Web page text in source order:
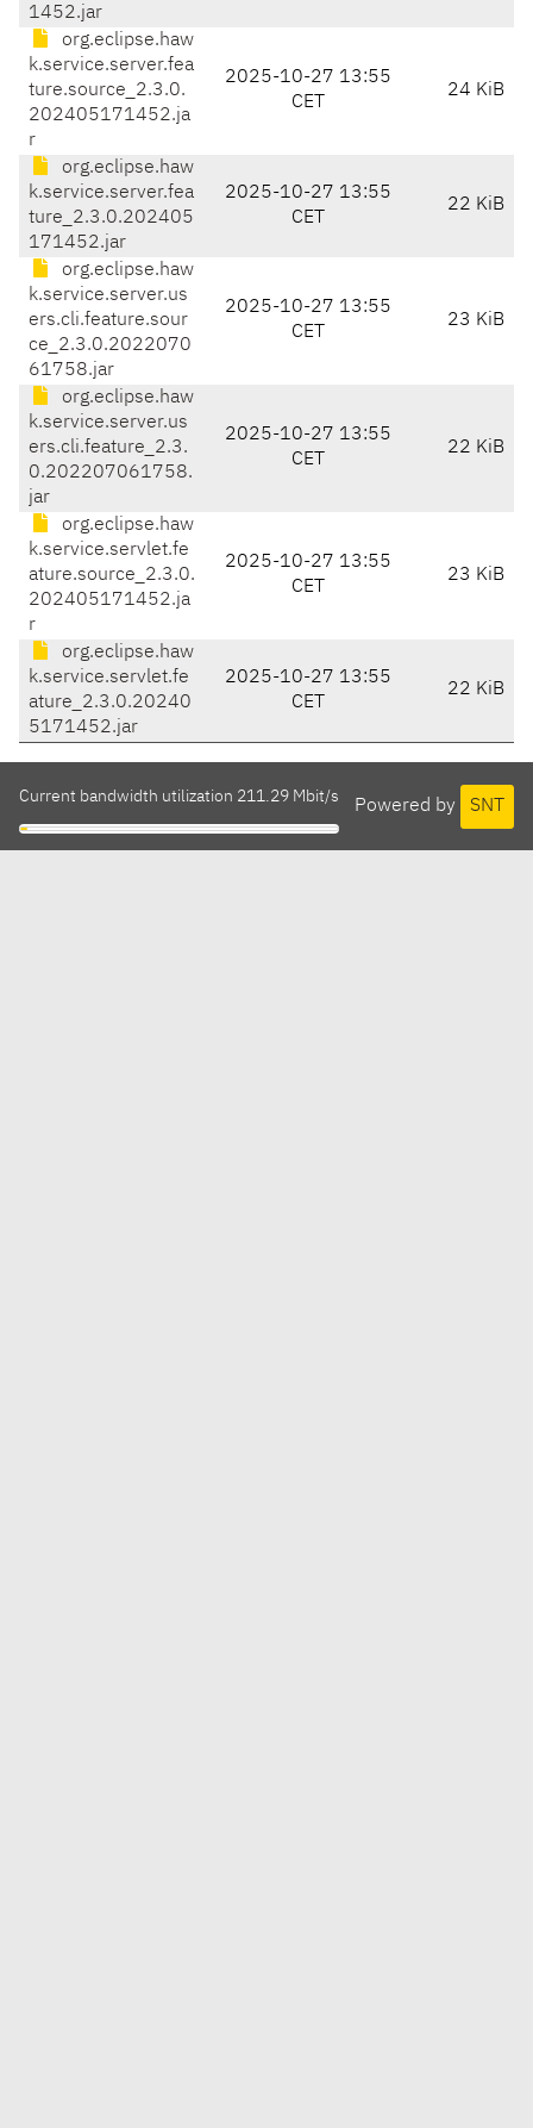
1452.jar
org.eclipse.haw
k.service.server.fea
ture.source_2.3.0.
202405171452.ja
r
2025-10-27 13:55
CET
24 KiB
org.eclipse.haw
k.service.server.fea
ture_2.3.0.202405
171452.jar
2025-10-27 13:55
CET
22 KiB
org.eclipse.haw
k.service.server.us
ers.cli.feature.sour
ce_2.3.0.2022070
61758.jar
2025-10-27 13:55
CET
23 KiB
org.eclipse.haw
k.service.server.us
ers.cli.feature_2.3.
0.202207061758.
jar
2025-10-27 13:55
CET
22 KiB
org.eclipse.haw
k.service.servlet.fe
ature.source_2.3.0.
202405171452.ja
r
2025-10-27 13:55
CET
23 KiB
org.eclipse.haw
k.service.servlet.fe
ature_2.3.0.20240
5171452.jar
2025-10-27 13:55
CET
22 KiB
Powered by SNT
Current bandwidth utilization 211.29 Mbit/s